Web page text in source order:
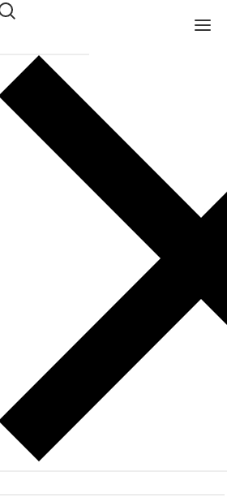
ISABELLE
383
шт.) *наличие товара в
необходимо
модель
“Оптик-Экспресс”.